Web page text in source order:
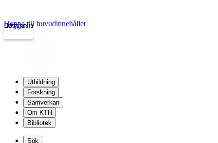
kth.se
Logga in
Hoppa till huvudinnehållet
Utbildning
Forskning
Samverkan
Om KTH
Bibliotek
Sök